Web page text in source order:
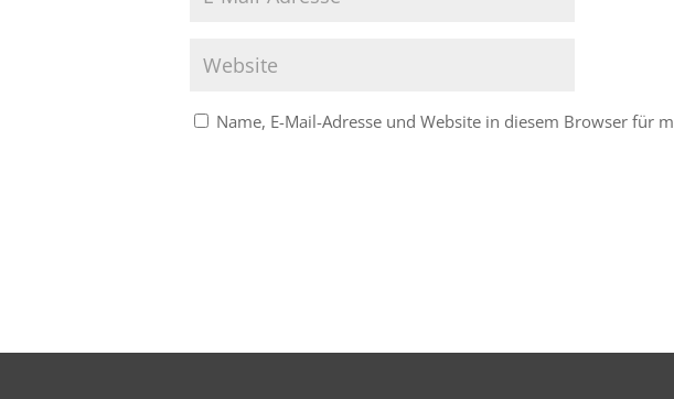
Name, E-Mail-Adresse und Website in diesem Browser für